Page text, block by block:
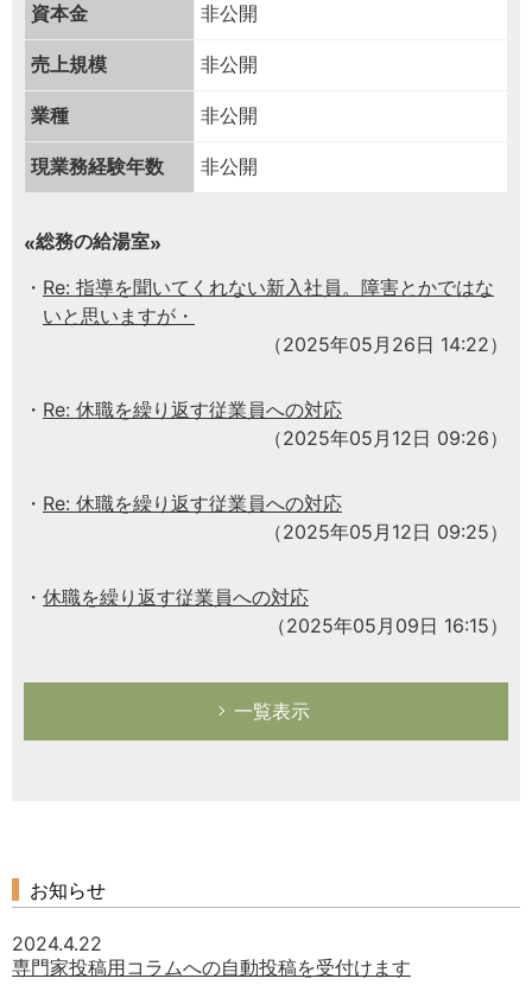
資本金 非公開
売上規模 非公開
業種 非公開
現業務経験年数 非公開
総務の給湯室
Re: 指導を聞いてくれない新入社員。障害とかではな
いと思いますが・
（2025年05月26日 14:22）
Re: 休職を繰り返す従業員への対応
（2025年05月12日 09:26）
Re: 休職を繰り返す従業員への対応
（2025年05月12日 09:25）
休職を繰り返す従業員への対応
（2025年05月09日 16:15）
一覧表示
お知らせ
2024.4.22
専門家投稿用コラムへの自動投稿を受付けます